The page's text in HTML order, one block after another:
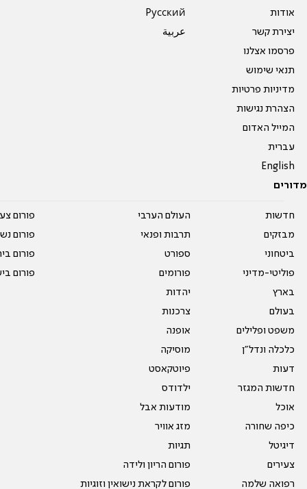
אודות
יצירת קשר
פרסמו אצלנו
תנאי שימוש
מדיניות פרטיות
הצהרת נגישות
המייל האדום
עברית
English
Pусский
عربية
מדורים
חדשות
מבזקים
ביטחוני
פוליטי-מדיני
בארץ
בעולם
משפט ופלילים
כלכלה ונדל"ן
דעות
חדשות המגזר
אוכל
כיפה שחורה
דיגיטל
צעירים
רפואה שלמה
העולם הערבי
תרבות ופנאי
ספורט
פורומים
יהדות
צרכנות
אופנה
מוסיקה
פיוטקאסט
ילדודס
מודעות אבל
מזג אוויר
תגיות
פורום הריון ולידה
פורום לקראת נישואין וזוגיות
פורום
פורום
פורום
פורום